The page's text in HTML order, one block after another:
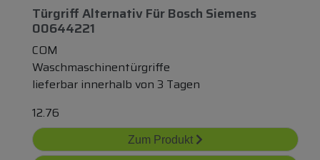
Türgriff Alternativ Für Bosch Siemens
00644221
COM
Waschmaschinentürgriffe
lieferbar innerhalb von 3 Tagen
12.76
Zum Produkt